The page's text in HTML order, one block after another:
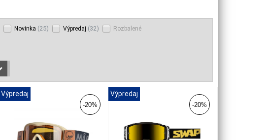
Novinka (25) Výpredaj (32) Rozbalené
Výpredaj
-20%
Výpredaj
-20%